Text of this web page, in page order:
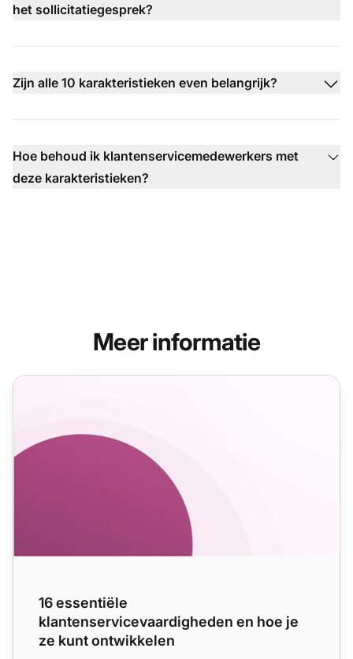
het sollicitatiegesprek?
Zijn alle 10 karakteristieken even belangrijk?
Hoe behoud ik klantenservicemedewerkers met
deze karakteristieken?
Meer informatie
16 essentiële klantenservicevaardigheden en hoe je ze
16 essentiële
klantenservicevaardigheden en hoe je
ze kunt ontwikkelen